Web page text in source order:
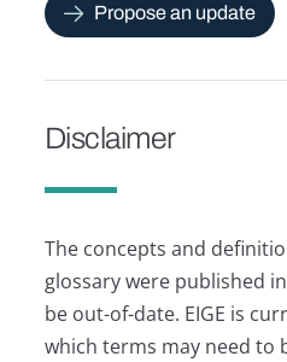
Propose an update
Disclaimer
The concepts and
glossary were published
be out-of-date. EIGE is
which terms may need to